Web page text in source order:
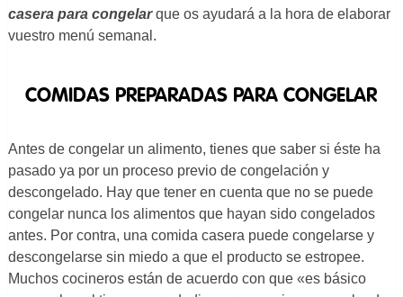
casera para congelarque os ayudará a la hora de elaborar
vuestro menú semanal.
COMIDAS PREPARADAS PARA CONGELAR
Antes de congelar un alimento, tienes que saber si éste ha
pasado ya por un proceso previo de congelación y
descongelado. Hay que tener en cuenta que no se puede
congelar nunca los alimentos que hayan sido congelados
antes. Por contra, una comida casera puede congelarse y
descongelarse sin miedo a que el producto se estropee.
Muchos cocineros están de acuerdo con que «es básico